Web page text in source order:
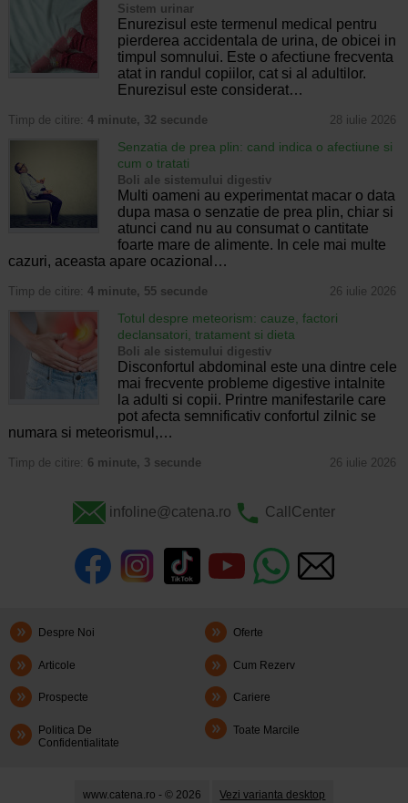
Sistem urinar
Enurezisul este termenul medical pentru
pierderea accidentala de urina, de obicei in
timpul somnului. Este o afectiune frecventa
atat in randul copiilor, cat si al adultilor.
Enurezisul este considerat…
Timp de citire: 4 minute, 32 secunde 28 iulie 2026
Senzatia de prea plin: cand indica o afectiune si
cum o tratati
Boli ale sistemului digestiv
Multi oameni au experimentat macar o data
dupa masa o senzatie de prea plin, chiar si
atunci cand nu au consumat o cantitate
foarte mare de alimente. In cele mai multe
cazuri, aceasta apare ocazional…
Timp de citire: 4 minute, 55 secunde 26 iulie 2026
Totul despre meteorism: cauze, factori
declansatori, tratament si dieta
Boli ale sistemului digestiv
Disconfortul abdominal este una dintre cele
mai frecvente probleme digestive intalnite
la adulti si copii. Printre manifestarile care
pot afecta semnificativ confortul zilnic se
numara si meteorismul,…
Timp de citire: 6 minute, 3 secunde 26 iulie 2026
infoline@catena.ro CallCenter
Despre Noi Oferte
Articole Cum Rezerv
Prospecte Cariere
Politica De
Confidentialitate
Toate Marcile
www.catena.ro - © 2026 Vezi varianta desktop